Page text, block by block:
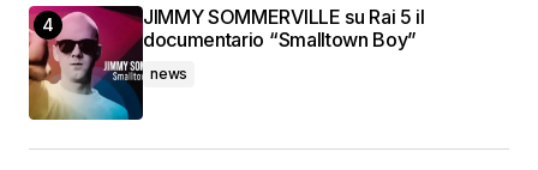
JIMMY SOMMERVILLE su Rai 5 il
documentario “Smalltown Boy”
news